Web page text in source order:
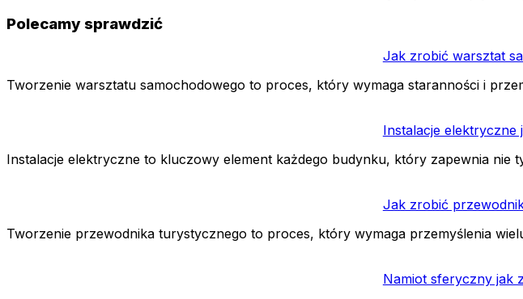
Polecamy sprawdzić
Jak zrobić warsztat
Tworzenie warsztatu samochodowego to proces, który wymaga staranności i
Instalacje elektryczne
Instalacje elektryczne to kluczowy element każdego budynku, który zapewnia nie
Jak zrobić
Tworzenie przewodnika turystycznego to proces, który wymaga przemyślenia
Namiot sferyczny jak